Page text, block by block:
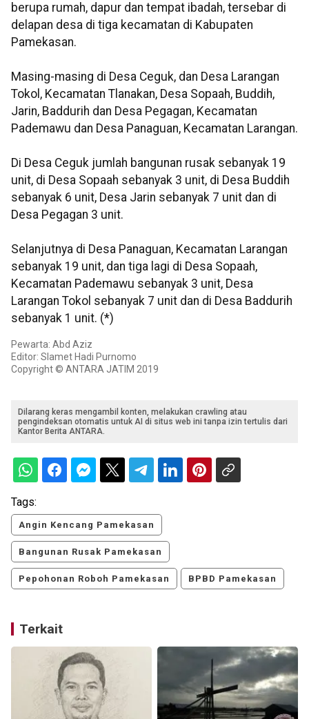
berupa rumah, dapur dan tempat ibadah, tersebar di
delapan desa di tiga kecamatan di Kabupaten
Pamekasan.
Masing-masing di Desa Ceguk, dan Desa Larangan
Tokol, Kecamatan Tlanakan, Desa Sopaah, Buddih,
Jarin, Baddurih dan Desa Pegagan, Kecamatan
Pademawu dan Desa Panaguan, Kecamatan Larangan.
Di Desa Ceguk jumlah bangunan rusak sebanyak 19
unit, di Desa Sopaah sebanyak 3 unit, di Desa Buddih
sebanyak 6 unit, Desa Jarin sebanyak 7 unit dan di
Desa Pegagan 3 unit.
Selanjutnya di Desa Panaguan, Kecamatan Larangan
sebanyak 19 unit, dan tiga lagi di Desa Sopaah,
Kecamatan Pademawu sebanyak 3 unit, Desa
Larangan Tokol sebanyak 7 unit dan di Desa Baddurih
sebanyak 1 unit. (*)
Pewarta: Abd Aziz
Editor: Slamet Hadi Purnomo
Copyright © ANTARA JATIM 2019
Dilarang keras mengambil konten, melakukan crawling atau
pengindeksan otomatis untuk AI di situs web ini tanpa izin tertulis dari
Kantor Berita ANTARA.
Tags:
Angin Kencang Pamekasan
Bangunan Rusak Pamekasan
Pepohonan Roboh Pamekasan BPBD Pamekasan
Terkait